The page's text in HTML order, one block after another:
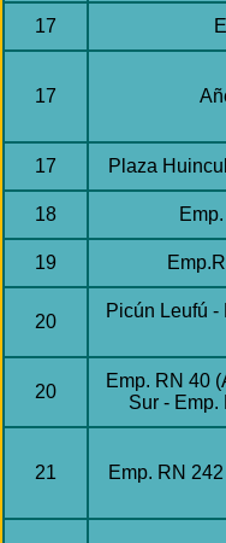
17
17
17 Plaza
18
19
20
Picún Leufú -
20
Emp. RN 40
Sur - Emp.
21 Emp. RN